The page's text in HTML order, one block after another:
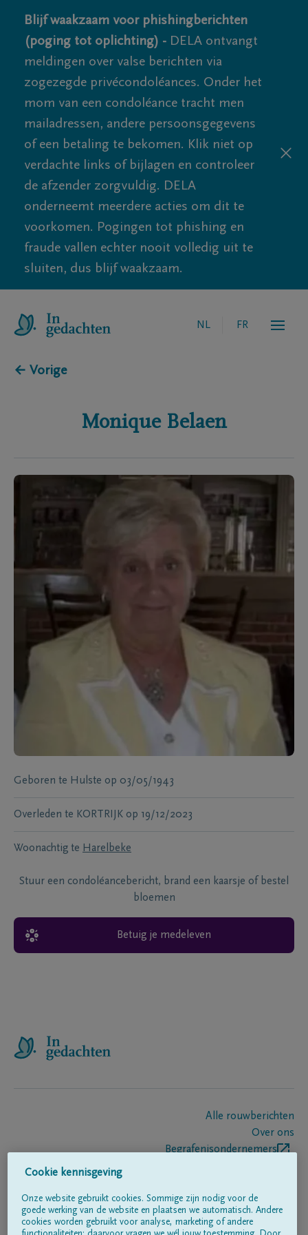
Blijf waakzaam voor phishingberichten
(poging tot oplichting) - DELA ontvangt
meldingen over valse berichten via
zogezegde privécondoléances. Onder het
mom van een condoléance tracht men
mailadressen, andere persoonsgegevens
of een betaling te bekomen. Klik niet op
verdachte links of bijlagen en controleer
de afzender zorgvuldig. DELA
onderneemt meerdere acties om dit te
voorkomen. Pogingen tot phishing en
fraude vallen echter nooit volledig uit te
sluiten, dus blijf waakzaam.
NL FR
← Vorige
Monique Belaen
Geboren te Hulste op 03/05/1943
Overleden te KORTRIJK op 19/12/2023
Woonachtig te Harelbeke
Stuur een condoléancebericht, brand een kaarsje of bestel
bloemen
Betuig je medeleven
Alle rouwberichten
Over ons
Begrafenisondernemers
Volg ons op
Cookie kennisgeving
Onze website gebruikt cookies. Sommige zijn nodig voor de
goede werking van de website en plaatsen we automatisch. Andere
cookies worden gebruikt voor analyse, marketing of andere